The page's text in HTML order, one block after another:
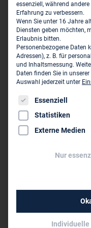
Mit dem heutigen
wichtiges Signal für
Entscheidend wird
Kommunen die
konsequent
flächendeckend
dass die angestrebte
der Praxis ankommt.
und Bauen gelingt
Genehmigungsfiktion
Trotz der insgesamt
essenziell, während
Erfahrung zu verbessern.
Wenn Sie unter 16 Jahre
Diensten geben möchten,
Erlaubnis bitten.
Personenbezogene Daten
Adressen), z. B. für
und Inhaltsmessung.
Daten finden Sie in unserer
Auswahl jederzeit unter
Es folgt eine Liste
Essenziell
Statistiken
Externe Medien
Nur
Individuelle